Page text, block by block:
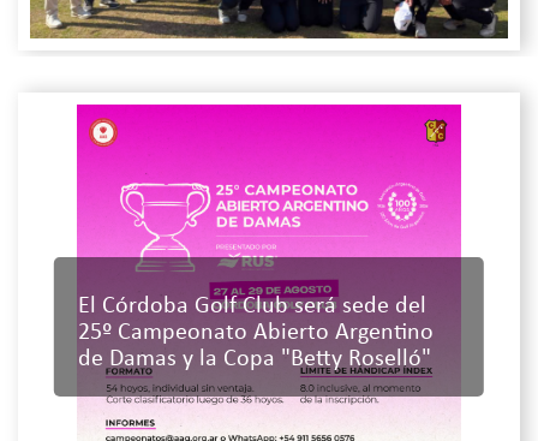
El Córdoba Golf Club será sede del
25º Campeonato Abierto Argentino
de Damas y la Copa "Betty Roselló"